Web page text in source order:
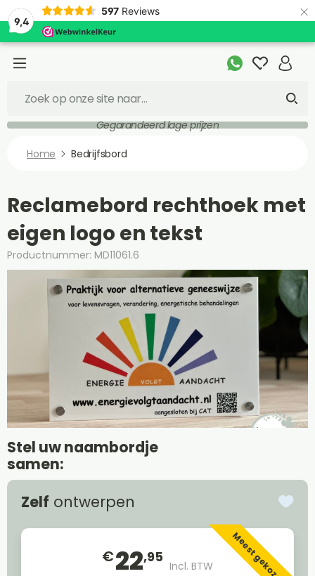
9,4
597 Reviews ×
Gegarandeerd lage prijzen
Home Bedrijfsbord
Reclamebord rechthoek met
eigen logo en tekst
Productnummer: MD11061.6
Stel uw naambordje
samen:
Zelf ontwerpen
€22,95
Incl. BTW Meest gekozen